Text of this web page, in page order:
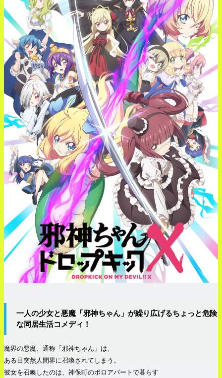
一人の少女と悪魔「邪神ちゃん」が繰り広げるちょっと危険
な同居生活コメディ！
魔界の悪魔、通称「邪神ちゃん」は、
ある日突然人間界に召喚されてしまう。
彼女を召喚したのは、神保町のボロアパートで暮らす